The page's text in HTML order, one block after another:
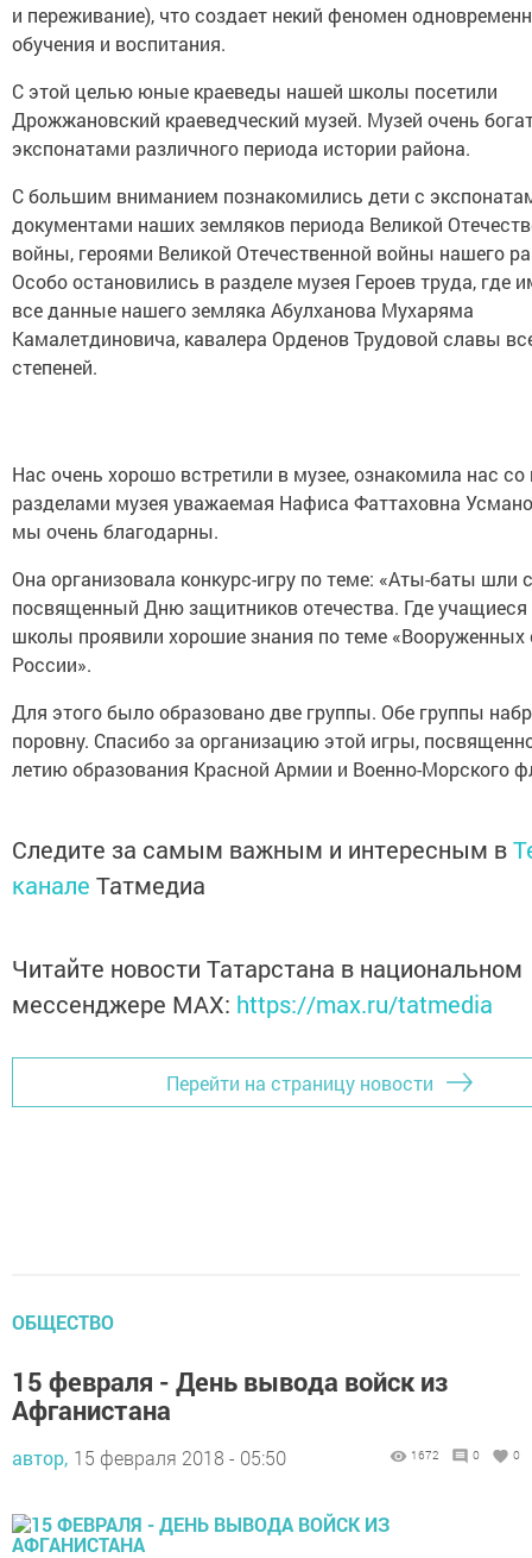
и переживание), что создает некий феномен
обучения и воспитания.
С этой целью юные краеведы нашей школы посетили
Дрожжановский краеведческий музей. Музей очень
экспонатами различного периода истории района.
С большим вниманием познакомились дети с
документами наших земляков периода Великой
войны, героями Великой Отечественной войны нашего
Особо остановились в разделе музея Героев труда, где
все данные нашего земляка Абулханова Мухаряма
Камалетдиновича, кавалера Орденов Трудовой славы
степеней.
Нас очень хорошо встретили в музее, ознакомила нас
разделами музея уважаемая Нафиса Фаттаховна
мы очень благодарны.
Она организовала конкурс-игру по теме: «Аты-баты шли
посвященный Дню защитников отечества. Где
школы проявили хорошие знания по теме «Вооруженных
России».
Для этого было образовано две группы. Обе группы
поровну. Спасибо за организацию этой игры,
летию образования Красной Армии и Военно-Морского
Следите за самым важным и интересным в
канале Татмедиа
Читайте новости Татарстана в национальном
мессенджере MАХ: https://max.ru/tatmedia
Перейти на страницу новости
ОБЩЕСТВО
15 февраля - День вывода войск из
Афганистана
автор, 15 февраля 2018 - 05:50 1672 0 0